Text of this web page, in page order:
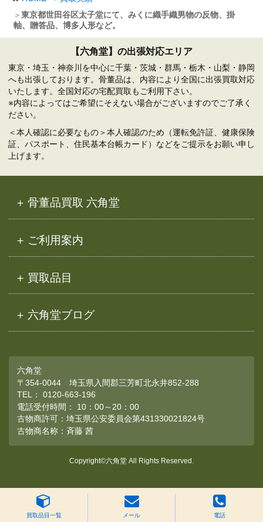
買取品目一覧 メール 電話
東京都世田谷区太子堂にて、みくに織手織男物の反物、掛
軸、贈答品、博多人形など。
【六角堂】の出張対応エリア
東京・埼玉・神奈川を中心に千葉・茨城・群馬・栃木・山梨・静岡
へも出張しております。骨董品は、内容により全国に出張買取対応
いたします。全国対応の宅配買取もご利用下さい。
※内容によってはご希望にそえない場合がございますのでご了承く
ださい。
＜本人確認に必要なもの＞本人確認のため（運転免許証、健康保険
証、パスポート、住民基本台帳カード）などをご提示をお願い申し
上げます。
骨董品買取 六角堂
ご利用案内
買取品目
六角堂ブログ
六角堂
〒354-0044 埼玉県入間郡三芳町北永井852-288
TEL： 0120-663-196
電話受付時間： 10：00～20：00
古物商許可：埼玉県公安委員会第431330021824号
古物商名称：斉藤 茜
Copyright©六角堂 All Rights Reserved.